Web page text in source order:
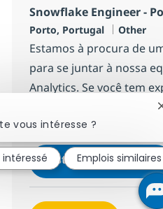
Snowflake Engineer -
Localisation
Porto, Portugal Catégorie
Other
Estamos à procura de
para se juntar à nossa
Analytics. Se você tem
e deseja crescer em
esta é a oportunidade
Postulez maintenant
vous intéresse ?
intéressé Emplois similaires